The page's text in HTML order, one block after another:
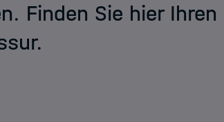
Finden Sie hier Ihren